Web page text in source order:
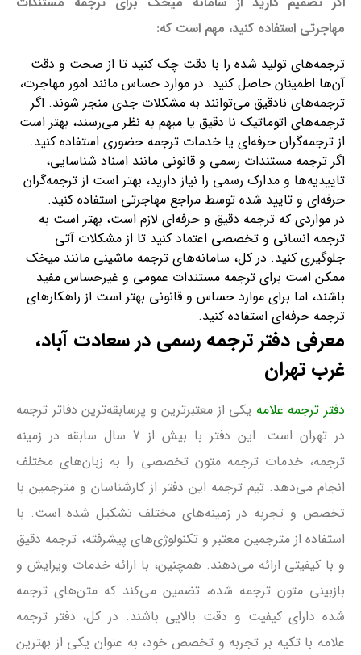
مهاجرتی استفاده کنید، مهم است که:
ترجمه‌های تولید شده را با دقت چک کنید تا از صحت و دقت
آن‌ها اطمینان حاصل کنید. در موارد حساس مانند امور مهاجرت،
ترجمه‌های نادقیق می‌توانند به مشکلات جدی منجر شوند. اگر
ترجمه‌های اتوماتیک نا دقیق یا مبهم به نظر می‌رسند، بهتر است
از ترجمه‌گران حرفه‌ای یا خدمات ترجمه حضوری استفاده کنید.
اگر ترجمه مستندات رسمی و قانونی مانند اسناد شناسایی،
تاییدیه‌ها و مدارک رسمی را نیاز دارید، بهتر است از ترجمه‌گران
حرفه‌ای و تایید شده توسط مراجع مهاجرتی استفاده کنید.
در مواردی که ترجمه دقیق و حرفه‌ای لازم است، بهتر است به
ترجمه انسانی و تخصصی اعتماد کنید تا از مشکلات آتی
جلوگیری کنید. در کل، سامانه‌های ترجمه ماشینی مانند میخک
ممکن است برای ترجمه مستندات عمومی و غیرحساس مفید
باشند، اما برای موارد حساس و قانونی بهتر است از راهکارهای
ترجمه حرفه‌ای استفاده کنید.
معرفی دفتر ترجمه رسمی در سعادت آباد،
غرب تهران
دفتر ترجمه علامه یکی از معتبرترین و پرسابقه‌ترین دفاتر ترجمه
در تهران است. این دفتر با بیش از 7 سال سابقه در زمینه
ترجمه، خدمات ترجمه متون تخصصی را به زبان‌های مختلف
انجام می‌دهد. تیم ترجمه این دفتر از کارشناسان و مترجمین با
تخصص و تجربه در زمینه‌های مختلف تشکیل شده است. با
استفاده از مترجمین معتبر و تکنولوژی‌های پیشرفته، ترجمه دقیق
و با کیفیتی ارائه می‌دهند. همچنین، با ارائه خدمات ویرایش و
بازبینی متون ترجمه شده، تضمین می‌کند که متن‌های ترجمه
شده دارای کیفیت و دقت بالایی باشند. در کل، دفتر ترجمه
علامه با تکیه بر تجربه و تخصص خود، به عنوان یکی از بهترین